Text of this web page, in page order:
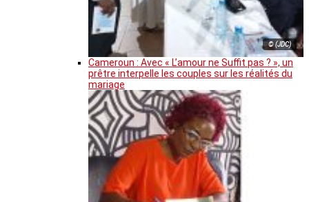
© (JDC)
Cameroun : Avec « L’amour ne Suffit pas ? », un
prêtre interpelle les couples sur les réalités du
mariage